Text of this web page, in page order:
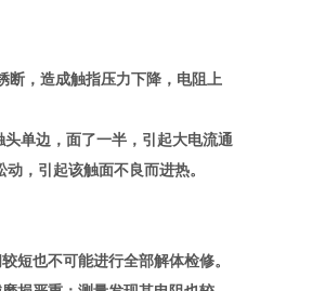
，造成触指压力下降，电阻上
单边，面了一半，引起大电流通
，引起该触面不良而进热。
短也不可能进行全部解体检修。